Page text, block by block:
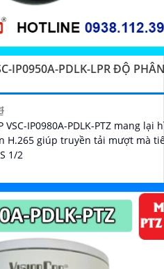
IP0950A-PDLK-LPR ĐỘ
VSC-IP0980A-PDLK-PTZ mang lại
H.265 giúp truyền tải mượt mà
1/2